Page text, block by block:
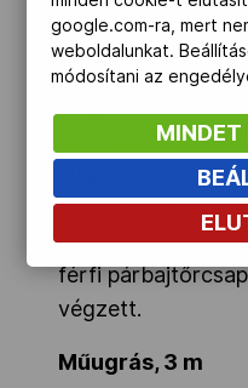
utolsó
Hanczvikkel közel
szórta a
alapon vívott. 16-
44-44-re felhozta
utolsó találat
férfi
végzett.
Műugrás, 3 m
google.com-ra, mert
weboldalunkat.
módosítani az
MINDET